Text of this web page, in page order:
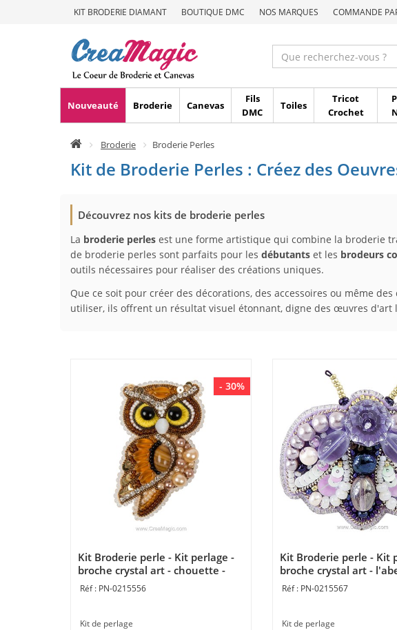
KIT BRODERIE DIAMANT BOUTIQUE DMC NOS MARQUES COMMANDE
Nouveauté Broderie Canevas
Fils
DMC
Toiles
Tricot
Crochet
Broderie Broderie Perles
Kit de Broderie Perles : Créez des
Découvrez nos kits de broderie perles
La broderie perles est une forme artistique qui combine la broderie
de broderie perles sont parfaits pour les débutants et les brodeurs
outils nécessaires pour réaliser des créations uniques.
Que ce soit pour créer des décorations, des accessoires ou même
utiliser, ils offrent un résultat visuel étonnant, digne des œuvres d'art
- 30%
Kit Broderie perle - Kit perlage -
broche crystal art - chouette -
Momentos Magicos
PN-0215556
Kit de perlage
Kit Broderie perle - Kit
broche crystal art -
Momentos Magicos
PN-0215567
Kit de perlage